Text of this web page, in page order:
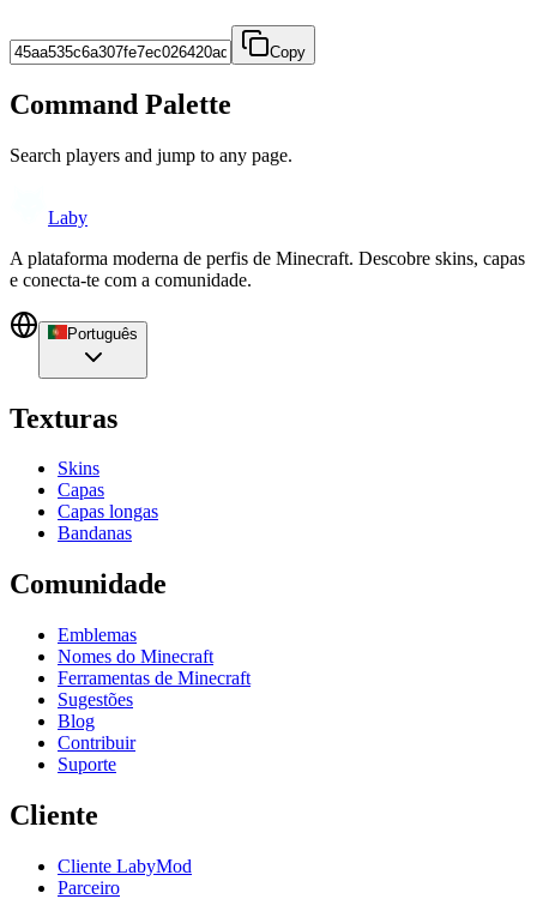
Copy
Command Palette
Search players and jump to any page.
Laby
A plataforma moderna de perfis de Minecraft. Descobre skins, capas
e conecta-te com a comunidade.
Português
Texturas
Skins
Capas
Capas longas
Bandanas
Comunidade
Emblemas
Nomes do Minecraft
Ferramentas de Minecraft
Sugestões
Blog
Contribuir
Suporte
Cliente
Cliente LabyMod
Parceiro